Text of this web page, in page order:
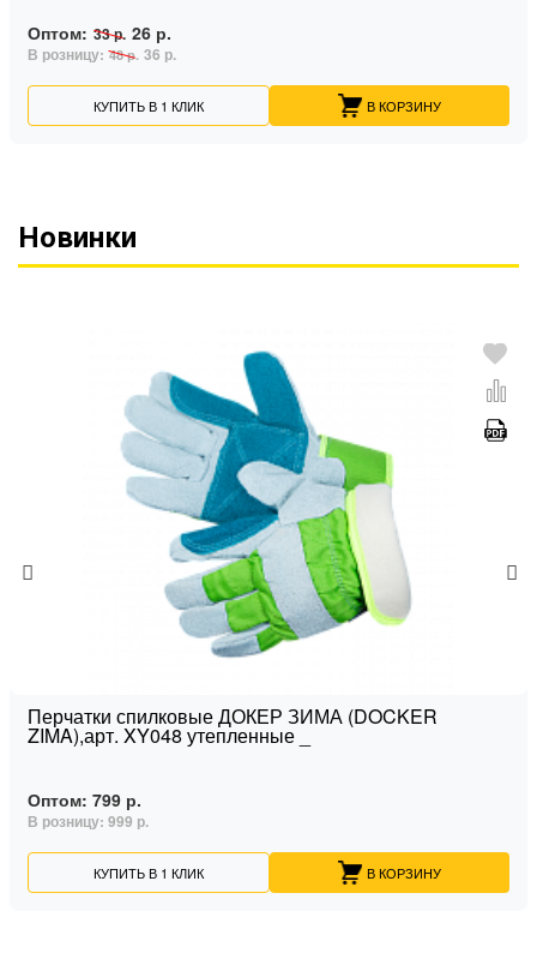
Оптом: 33 р. 26 р.
В розницу: 48 р. 36 р.
КУПИТЬ В 1 КЛИК В КОРЗИНУ
Новинки
Перчатки спилковые ДОКЕР ЗИМА (DOCKER
ZIMA),арт. XY048 утепленные _
Оптом: 799 р.
В розницу: 999 р.
КУПИТЬ В 1 КЛИК В КОРЗИНУ